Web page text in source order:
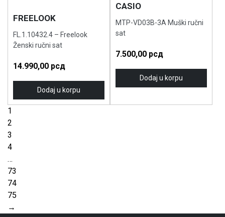
FREELOOK
FL.1.10432.4 – Freelook
Ženski ručni sat
14.990,00 рсд
Dodaj u korpu
CASIO
MTP-VD03B-3A Muški ručni
sat
7.500,00 рсд
Dodaj u korpu
1
2
3
4
…
73
74
75
→